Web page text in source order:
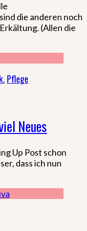
die anderen noch
(Allen die
, Pflege
Neues
Up Post schon
dass ich nun